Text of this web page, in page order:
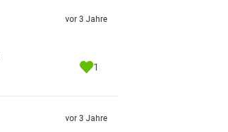
vor 3 Jahre
1
vor 3 Jahre